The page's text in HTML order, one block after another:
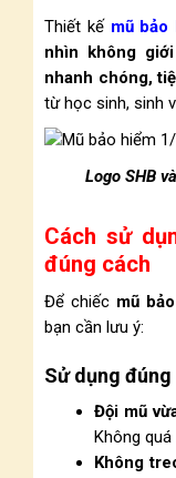
Thiết kế mũ
nhìn không
nhanh chóng,
từ học sinh, sinh
Logo SHB
Cách sử
đúng cách
Để chiếc mũ
bạn cần lưu ý:
Sử dụng đúng
Đội mũ
Không
Không